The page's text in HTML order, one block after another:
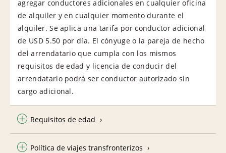
agregar conductores adicionales en cualquier oficina
de alquiler y en cualquier momento durante el
alquiler. Se aplica una tarifa por conductor adicional
de USD 5.50 por día. El cónyuge o la pareja de hecho
del arrendatario que cumpla con los mismos
requisitos de edad y licencia de conducir del
arrendatario podrá ser conductor autorizado sin
cargo adicional.
Requisitos de edad
Política de viajes transfronterizos